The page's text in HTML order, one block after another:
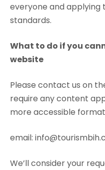
everyone and
standards.
What to do if you
website
Please contact us on
require any content
more accessible
email:
We’ll consider your